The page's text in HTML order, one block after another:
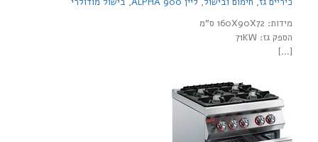
מידות: 160X90X72 ס"מ
הספק גז: 71KW
[…]